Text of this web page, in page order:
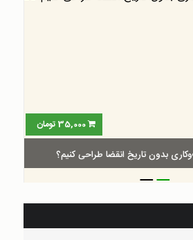
35,000 تومان
بدون تاریخ انقضا طراحی کنیم؟
__